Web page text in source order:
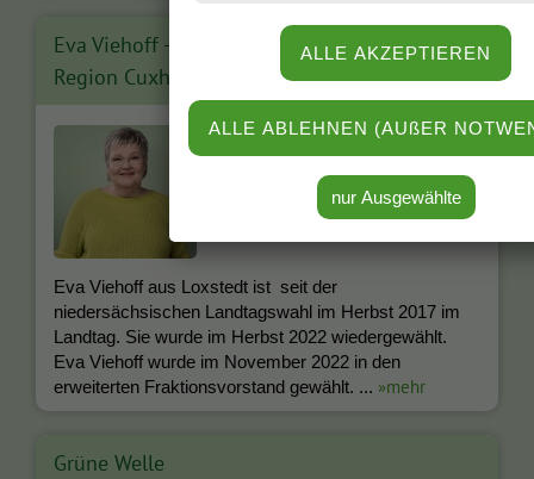
Eva Viehoff - Landtagsabgeordnete für die
Region Cuxhaven
Eva Viehoff aus Loxstedt ist seit der
niedersächsischen Landtagswahl im Herbst 2017 im
Landtag. Sie wurde im Herbst 2022 wiedergewählt.
Eva Viehoff wurde im November 2022 in den
erweiterten Fraktionsvorstand gewählt. ... »mehr
Grüne Welle